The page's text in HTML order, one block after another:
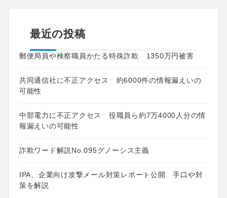
最近の投稿
郵便局員や検察職員かたる特殊詐欺 1350万円被害
共同通信社に不正アクセス 約6000件の情報漏えいの
可能性
中部電力に不正アクセス 役職員ら約7万4000人分の情
報漏えいの可能性
詐欺ワード解説No.095グノーシス主義
IPA、企業向け攻撃メール対策レポート公開 手口や対
策を解説